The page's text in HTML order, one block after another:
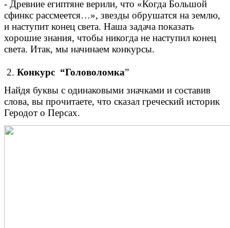
- Древние египтяне верили, что «Когда Большой
сфинкс рассмеется…», звезды обрушатся на землю,
и наступит конец света. Наша задача показать
хорошие знания, чтобы никогда не наступил конец
света. Итак, мы начинаем конкурсы.
2. Конкурс “Головоломка”
Найдя буквы с одинаковыми значками и составив
слова, вы прочитаете, что сказал греческий историк
Геродот о Персах.